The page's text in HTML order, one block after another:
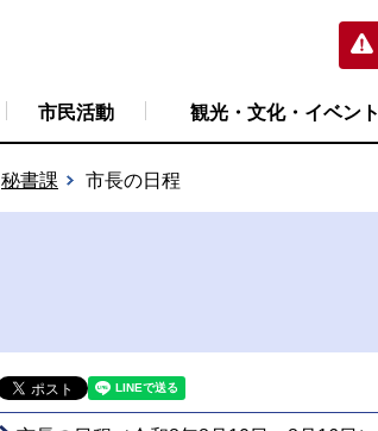
市民活動 観光・文化・イベント
秘書課 市長の日程